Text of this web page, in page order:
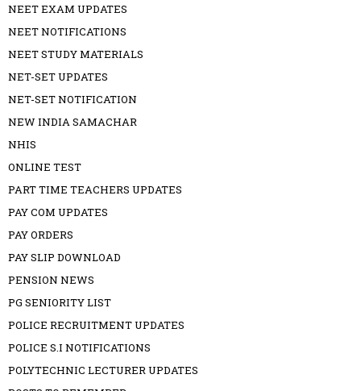
NEET EXAM UPDATES
NEET NOTIFICATIONS
NEET STUDY MATERIALS
NET-SET UPDATES
NET-SET NOTIFICATION
NEW INDIA SAMACHAR
NHIS
ONLINE TEST
PART TIME TEACHERS UPDATES
PAY COM UPDATES
PAY ORDERS
PAY SLIP DOWNLOAD
PENSION NEWS
PG SENIORITY LIST
POLICE RECRUITMENT UPDATES
POLICE S.I NOTIFICATIONS
POLYTECHNIC LECTURER UPDATES